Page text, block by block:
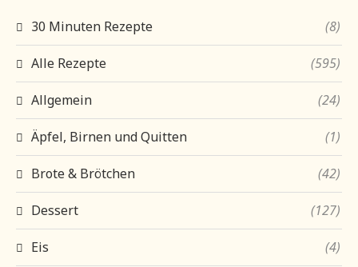
30 Minuten Rezepte (8)
Alle Rezepte (595)
Allgemein (24)
Äpfel, Birnen und Quitten (1)
Brote & Brötchen (42)
Dessert (127)
Eis (4)